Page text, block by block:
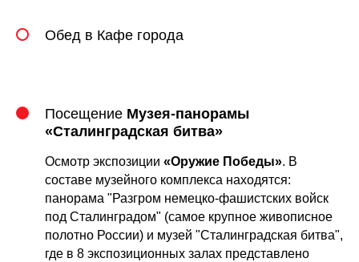
Обед в Кафе города
Посещение Музея-панорамы
«Сталинградская битва»
Осмотр экспозиции «Оружие Победы». В
составе музейного комплекса находятся:
панорама "Разгром немецко-фашистских войск
под Сталинградом" (самое крупное живописное
полотно России) и музей "Сталинградская битва",
где в 8 экспозиционных залах представлено